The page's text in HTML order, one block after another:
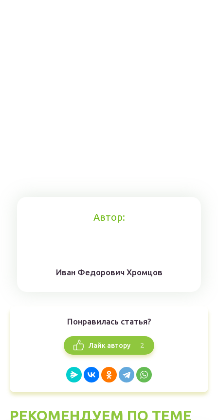
Автор:
Иван Федорович Хромцов
Понравилась статья?
Лайк автору 2
РЕКОМЕНДУЕМ ПО ТЕМЕ